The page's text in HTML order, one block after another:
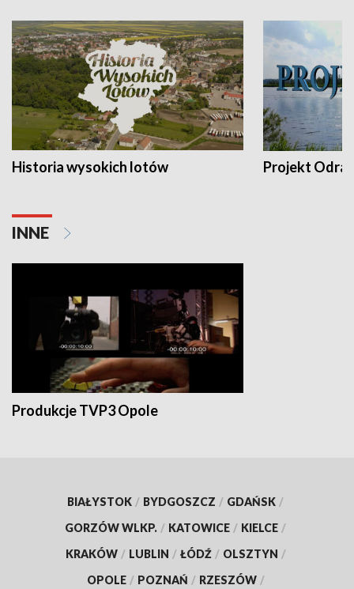
Historia wysokich lotów Projekt Odra
INNE
Produkcje TVP3 Opole
BIAŁYSTOK / BYDGOSZCZ / GDAŃSK /
GORZÓW WLKP. / KATOWICE / KIELCE /
KRAKÓW / LUBLIN / ŁÓDŹ / OLSZTYN /
OPOLE / POZNAŃ / RZESZÓW /